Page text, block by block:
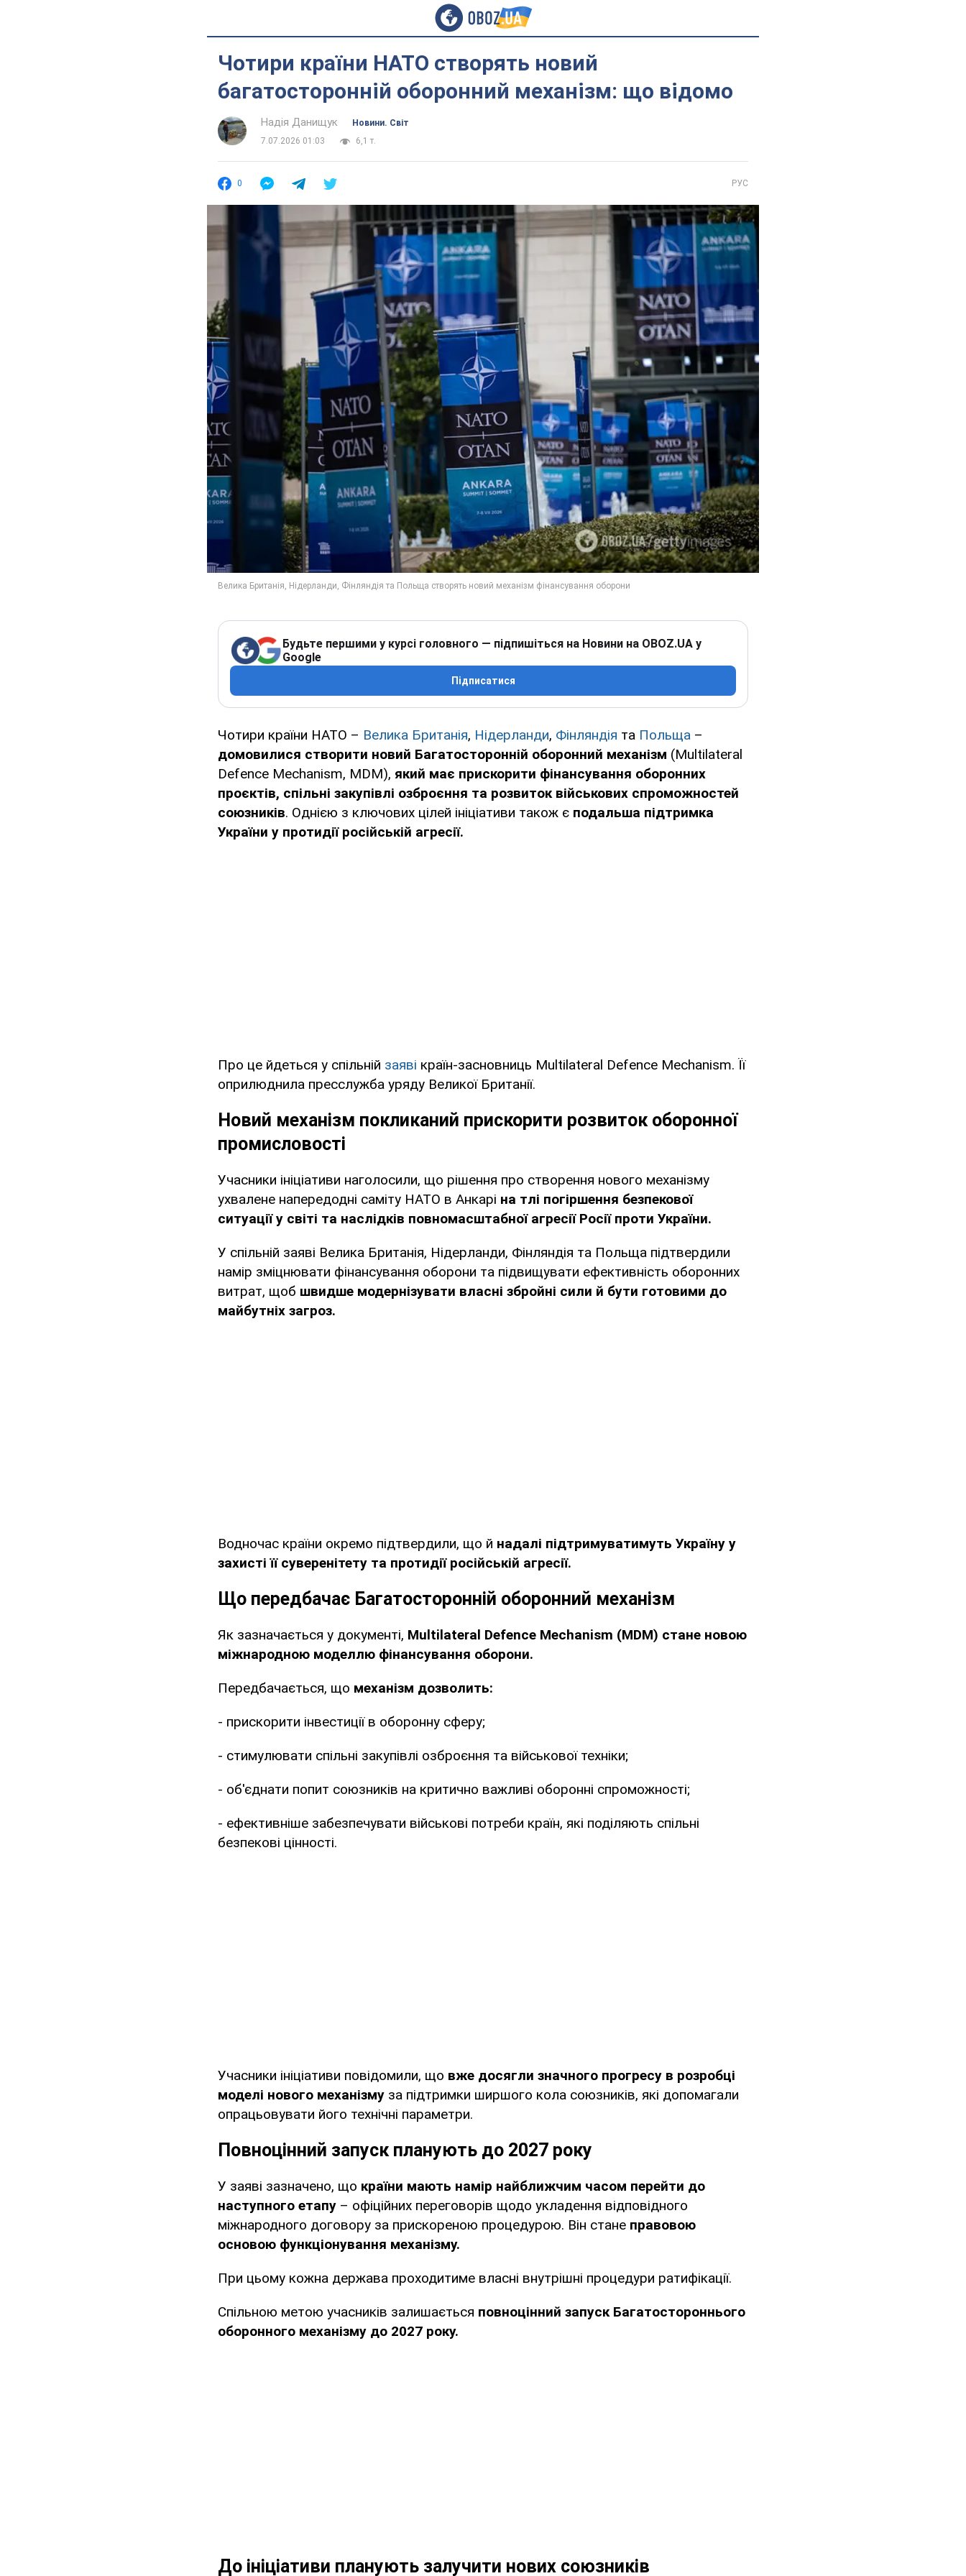
Чотири країни НАТО створять новий
багатосторонній оборонний механізм: що відомо
Надія Данищук
Новини. Світ
7.07.2026 01:03
6,1 т.
0 РУС
Будьте першими у курсі головного — підпишіться на Новини на OBOZ.UA у
Google
Підписатися
Чотири країни НАТО – Велика Британія, Нідерланди, Фінляндія та Польща –
домовилися створити новий Багатосторонній оборонний механізм (Multilateral
Defence Mechanism, MDM), який має прискорити фінансування оборонних
проєктів, спільні закупівлі озброєння та розвиток військових спроможностей
союзників. Однією з ключових цілей ініціативи також є подальша підтримка
України у протидії російській агресії.
Про це йдеться у спільній заяві країн-засновниць Multilateral Defence Mechanism. Її
оприлюднила пресслужба уряду Великої Британії.
Новий механізм покликаний прискорити розвиток оборонної
промисловості
Учасники ініціативи наголосили, що рішення про створення нового механізму
ухвалене напередодні саміту НАТО в Анкарі на тлі погіршення безпекової
ситуації у світі та наслідків повномасштабної агресії Росії проти України.
У спільній заяві Велика Британія, Нідерланди, Фінляндія та Польща підтвердили
намір зміцнювати фінансування оборони та підвищувати ефективність оборонних
витрат, щоб швидше модернізувати власні збройні сили й бути готовими до
майбутніх загроз.
Водночас країни окремо підтвердили, що й надалі підтримуватимуть Україну у
захисті її суверенітету та протидії російській агресії.
Що передбачає Багатосторонній оборонний механізм
Як зазначається у документі, Multilateral Defence Mechanism (MDM) стане новою
міжнародною моделлю фінансування оборони.
Передбачається, що механізм дозволить:
- прискорити інвестиції в оборонну сферу;
- стимулювати спільні закупівлі озброєння та військової техніки;
- об'єднати попит союзників на критично важливі оборонні спроможності;
- ефективніше забезпечувати військові потреби країн, які поділяють спільні
безпекові цінності.
Учасники ініціативи повідомили, що вже досягли значного прогресу в розробці
моделі нового механізму за підтримки ширшого кола союзників, які допомагали
опрацьовувати його технічні параметри.
Повноцінний запуск планують до 2027 року
У заяві зазначено, що країни мають намір найближчим часом перейти до
наступного етапу – офіційних переговорів щодо укладення відповідного
міжнародного договору за прискореною процедурою. Він стане правовою
основою функціонування механізму.
При цьому кожна держава проходитиме власні внутрішні процедури ратифікації.
Спільною метою учасників залишається повноцінний запуск Багатостороннього
оборонного механізму до 2027 року.
До ініціативи планують залучити нових союзників